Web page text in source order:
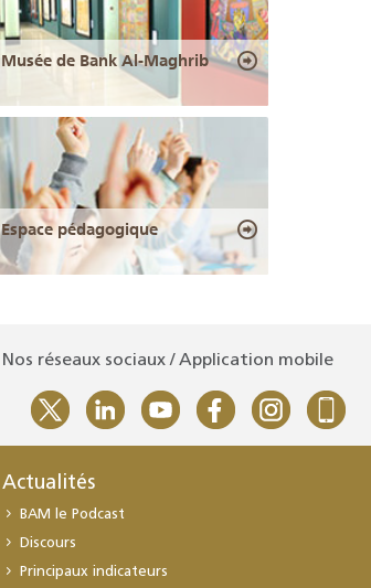
Musée de Bank Al-Maghrib
Espace pédagogique
Nos réseaux sociaux / Application mobile
Actualités
BAM le Podcast
Discours
Principaux indicateurs